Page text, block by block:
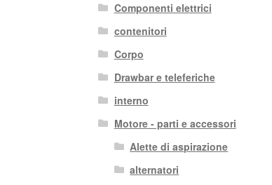
Componenti elettrici
contenitori
Corpo
Drawbar e teleferiche
interno
Motore - parti e accessori
Alette di aspirazione
alternatori